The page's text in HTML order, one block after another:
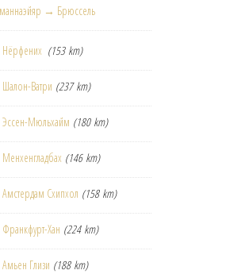
→ Брюссель
(153 km)
Ватри (237 km)
Мюльхайм (180 km)
(146 km)
Схипхол (158 km)
Хан (224 km)
Глизи (188 km)